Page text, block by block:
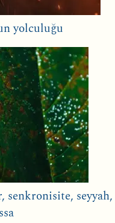
yolculuğu
seyyah,